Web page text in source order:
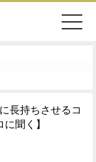
クスタイル
長持ちさせるコ
聞く】